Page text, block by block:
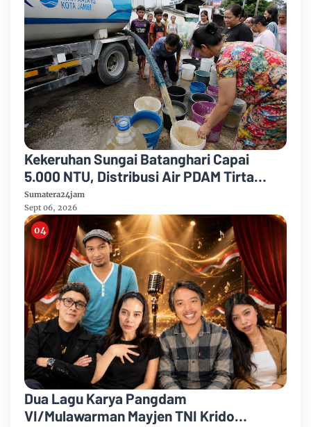
Kekeruhan Sungai Batanghari Capai
5.000 NTU, Distribusi Air PDAM Tirta
Mayang di Sejumlah Wilayah Terganggu
Sumatera24jam
Sept 06, 2026
Dua Lagu Karya Pangdam
VI/Mulawarman Mayjen TNI Krido